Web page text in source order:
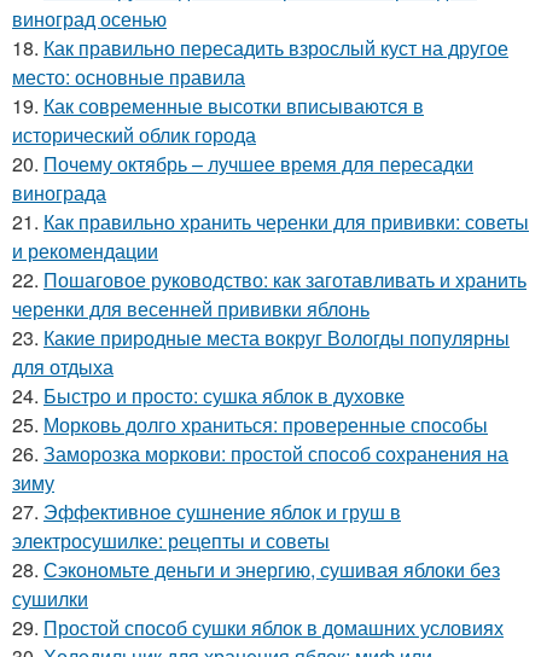
виноград осенью
18. Как правильно пересадить взрослый куст на другое
место: основные правила
19. Как современные высотки вписываются в
исторический облик города
20. Почему октябрь – лучшее время для пересадки
винограда
21. Как правильно хранить черенки для прививки: советы
и рекомендации
22. Пошаговое руководство: как заготавливать и хранить
черенки для весенней прививки яблонь
23. Какие природные места вокруг Вологды популярны
для отдыха
24. Быстро и просто: сушка яблок в духовке
25. Морковь долго храниться: проверенные способы
26. Заморозка моркови: простой способ сохранения на
зиму
27. Эффективное сушнение яблок и груш в
электросушилке: рецепты и советы
28. Сэкономьте деньги и энергию, сушивая яблоки без
сушилки
29. Простой способ сушки яблок в домашних условиях